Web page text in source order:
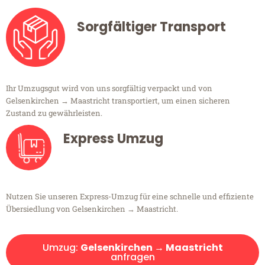
Sorgfältiger Transport
Ihr Umzugsgut wird von uns sorgfältig verpackt und von
Gelsenkirchen → Maastricht transportiert, um einen sicheren
Zustand zu gewährleisten.
Express Umzug
Nutzen Sie unseren Express-Umzug für eine schnelle und effiziente
Übersiedlung von Gelsenkirchen → Maastricht.
Umzug: Gelsenkirchen → Maastricht
anfragen